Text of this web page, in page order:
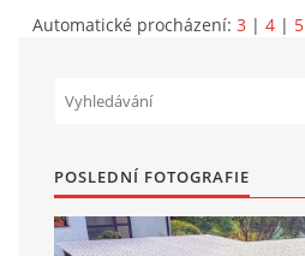
zete@zete.cz
www.zete.cz |
Automatické procházení: 3 | 4 | 5
POSLEDNÍ FOTOGRAFIE